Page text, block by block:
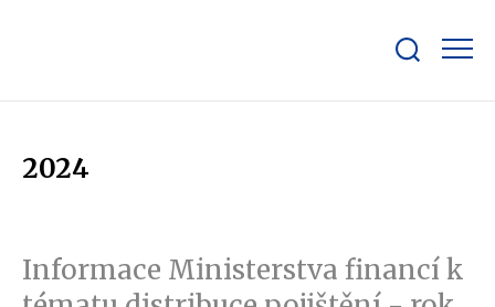
bar
2024
Informace Ministerstva financí k